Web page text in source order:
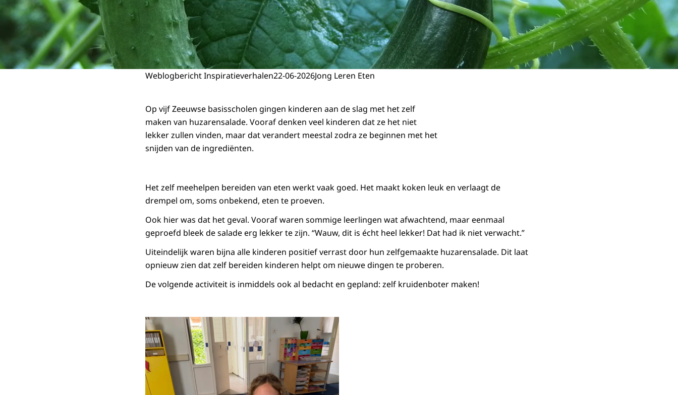
Weblogbericht Inspiratieverhalen22-06-2026Jong Leren Eten
Op vijf Zeeuwse basisscholen gingen kinderen aan de slag met het zelf
maken van huzarensalade. Vooraf denken veel kinderen dat ze het niet
lekker zullen vinden, maar dat verandert meestal zodra ze beginnen met het
snijden van de ingrediënten.
Het zelf meehelpen bereiden van eten werkt vaak goed. Het maakt koken leuk en verlaagt de
drempel om, soms onbekend, eten te proeven.
Ook hier was dat het geval. Vooraf waren sommige leerlingen wat afwachtend, maar eenmaal
geproefd bleek de salade erg lekker te zijn. “Wauw, dit is écht heel lekker! Dat had ik niet verwacht.”
Uiteindelijk waren bijna alle kinderen positief verrast door hun zelfgemaakte huzarensalade. Dit laat
opnieuw zien dat zelf bereiden kinderen helpt om nieuwe dingen te proberen.
De volgende activiteit is inmiddels ook al bedacht en gepland: zelf kruidenboter maken!